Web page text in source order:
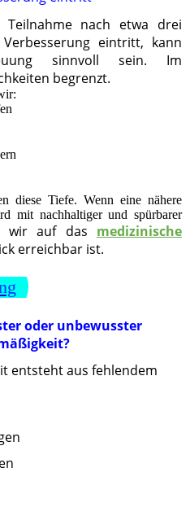
nach etwa drei
eintritt, kann
sinnvoll sein. Im
begrenzt.
diese Tiefe. Wenn eine nähere
mit nachhaltiger und spürbarer
wir auf das medizinische
erreichbar ist.
oder unbewusster
entsteht aus fehlendem